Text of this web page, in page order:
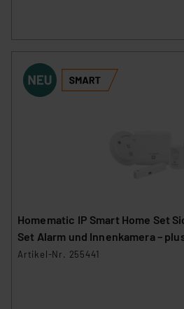
Homematic IP Smart Home Set
Set Alarm und Innenkamera –
CI-PL
Artikel-Nr. 255441